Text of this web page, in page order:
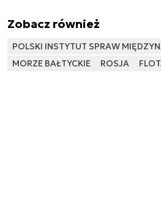
Zobacz również
POLSKI INSTYTUT SPRAW
MORZE BAŁTYCKIE
ROSJA